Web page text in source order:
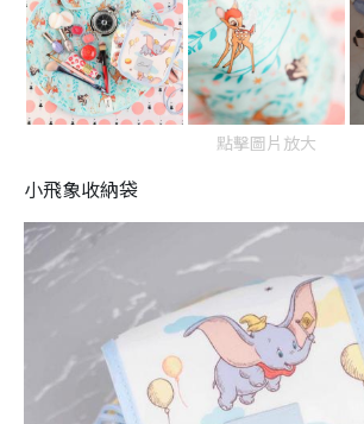
點擊圖片放大
小飛象收納袋